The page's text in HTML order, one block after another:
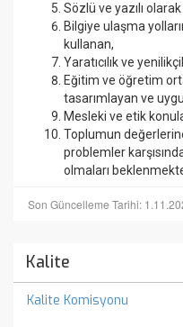
Sözlü ve yazılı
Bilgiye ulaşma
kullanan,
Yaratıcılık ve
Eğitim ve öğretim
tasarımlayan ve
Mesleki ve etik
Toplumun değerlerine
problemler
olmaları
Son Güncelleme Tarihi:
Kalite
Kalite Komisyonu